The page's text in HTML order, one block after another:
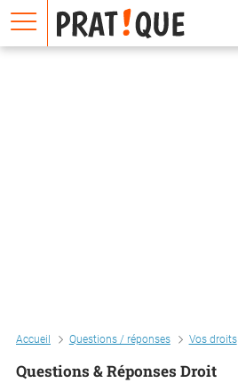
Accueil Questions / réponses Vos droits
Questions & Réponses Droit
E
m
a